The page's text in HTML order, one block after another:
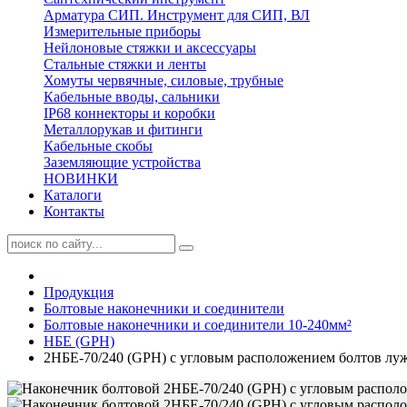
Арматура СИП. Инструмент для СИП, ВЛ
Измерительные приборы
Нейлоновые стяжки и аксессуары
Стальные стяжки и ленты
Хомуты червячные, силовые, трубные
Кабельные вводы, сальники
IP68 коннекторы и коробки
Металлорукав и фитинги
Кабельные скобы
Заземляющие устройства
НОВИНКИ
Каталоги
Контакты
Продукция
Болтовые наконечники и соединители
Болтовые наконечники и соединители 10-240мм²
НБЕ (GPH)
2НБЕ-70/240 (GPH) с угловым расположением болтов